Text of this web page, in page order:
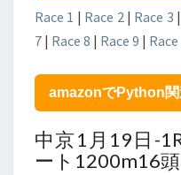
Race 1 | Race 2| Race 3 |
7 | Race 8 | Race 9 | Race
amazonでPython関
中京1月19日-
ート1200m16頭